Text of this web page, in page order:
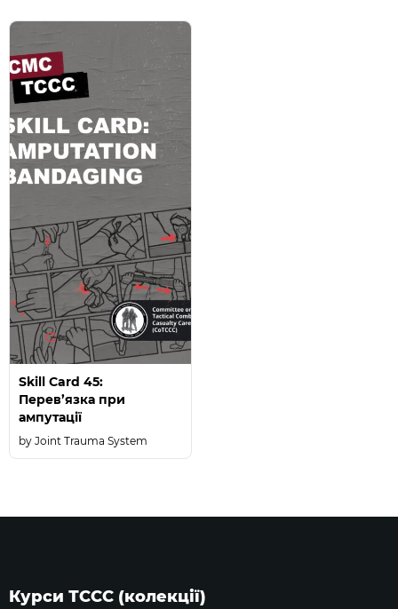
Skill Card 45:
Перев’язка при
ампутації
Joint Trauma System
Курси ТССС (колекції)